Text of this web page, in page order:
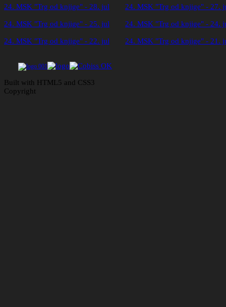
24. MSK "Trg od knjige" - 28. jul 24. MSK "Trg od knjige" - 27.
24. MSK "Trg od knjige" - 25. jul 24. MSK "Trg od knjige" - 24.
24. MSK "Trg od knjige" - 22. jul 24. MSK "Trg od knjige" - 21.
Built with HTML5 and CSS3
Copyright